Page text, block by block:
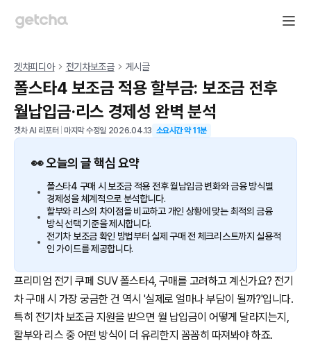
겟차피디아 전기차보조금 게시글
폴스타4 보조금 적용 할부금: 보조금 전후
월납입금·리스 경제성 완벽 분석
겟차 AI 리포터 마지막 수정일 2026.04.13 소요시간 약11분
👀 오늘의 글 핵심 요약
폴스타4 구매 시 보조금 적용 전후 월납입금 변화와 금융 방식별
경제성을 체계적으로 분석합니다.
할부와 리스의 차이점을 비교하고 개인 상황에 맞는 최적의 금융
방식 선택 기준을 제시합니다.
전기차 보조금 확인 방법부터 실제 구매 전 체크리스트까지 실용적
인 가이드를 제공합니다.
프리미엄 전기 쿠페 SUV 폴스타4, 구매를 고려하고 계신가요? 전기
차 구매 시 가장 궁금한 건 역시 '실제로 얼마나 부담이 될까?'입니다.
특히 전기차 보조금 지원을 받으면 월 납입금이 어떻게 달라지는지,
할부와 리스 중 어떤 방식이 더 유리한지 꼼꼼히 따져봐야 하죠.